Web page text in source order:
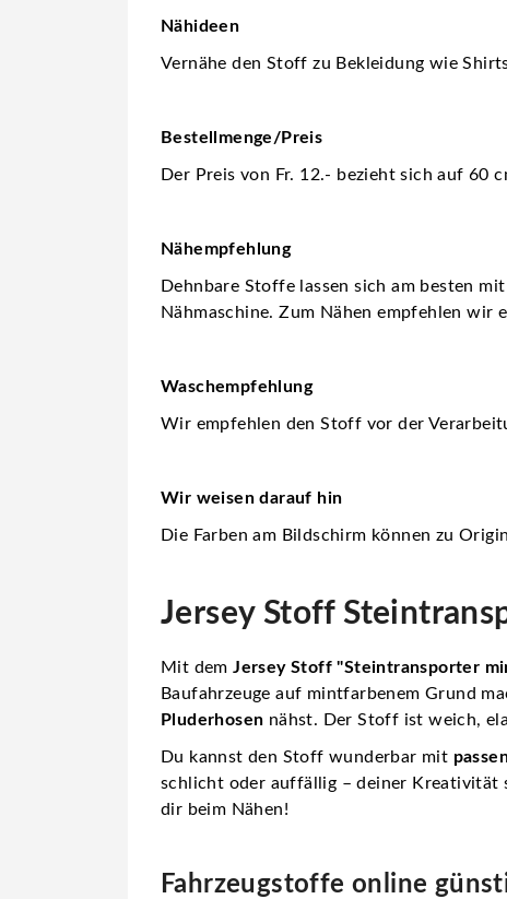
Nähideen
Vernähe den Stoff zu Bekleidung wie
Bestellmenge/Preis
Der Preis von Fr. 12.- bezieht sich auf 60
Nähempfehlung
Dehnbare Stoffe lassen sich am besten
Nähmaschine. Zum Nähen empfehlen wir
Waschempfehlung
Wir empfehlen den Stoff vor der
Wir weisen darauf hin
Die Farben am Bildschirm können zu
Jersey Stoff
Mit demJersey Stoff "Steintransporter
Baufahrzeuge auf mintfarbenem Grund
Pluderhosen nähst. Der Stoff ist weich,
Du kannst den Stoff wunderbar mit
schlicht oder auffällig – deiner Kreativität
dir beim Nähen!
Fahrzeugstoffe online